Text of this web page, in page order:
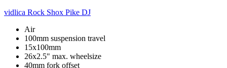
vidlica Rock Shox Pike DJ
Air
100mm suspension travel
15x100mm
26x2.5" max. wheelsize
40mm fork offset